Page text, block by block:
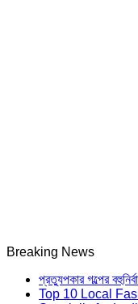
Breaking News
প্রত্যুপকার গল্পের
Top 10 Local